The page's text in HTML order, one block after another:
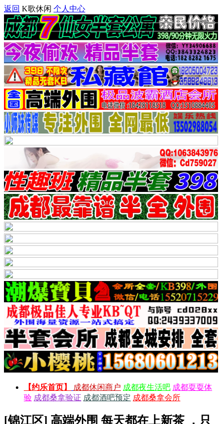
返回 K歌休闲 个人中心
【约乐首页】 成都休闲商户 成都夜生活吧 成都耍耍体
验 成都桑拿验证 成都酒吧预定 成都桑拿会所
[锦江区] 高端外围 每天都在上新茶 ，只